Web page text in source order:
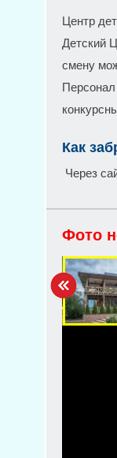
Центр
Детский
смену
Персонал
Как
Через
Фото